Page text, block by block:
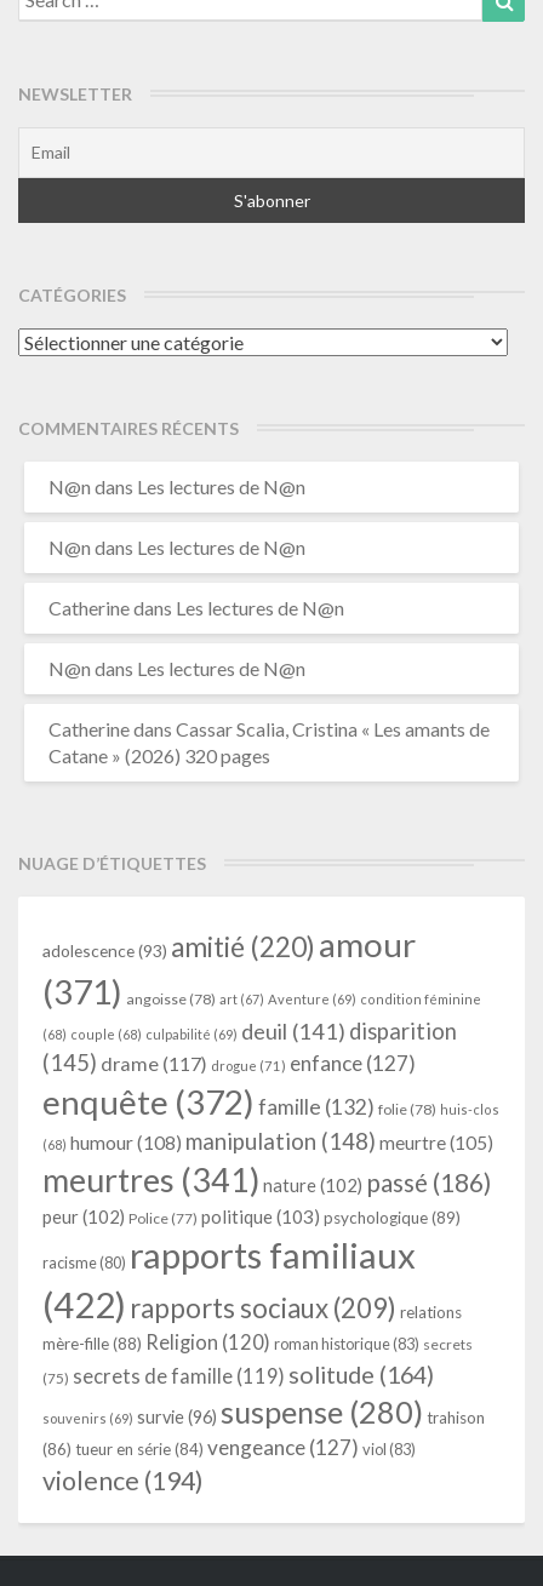
for:
NEWSLETTER
CATÉGORIES
Catégories
COMMENTAIRES RÉCENTS
N@n dans Les lectures de N@n
N@n dans Les lectures de N@n
Catherinedans Les lectures de N@n
N@n dans Les lectures de N@n
Catherinedans Cassar Scalia, Cristina « Les amants de
Catane » (2026) 320 pages
NUAGE D’ÉTIQUETTES
adolescence(93) amitié (220) amour
(371) angoisse (78) art (67) Aventure (69) condition féminine
(68) couple (68) culpabilité (69) deuil (141) disparition
(145) drame (117) drogue (71) enfance(127)
enquête (372) famille (132) folie (78) huis-clos
(68) humour(108) manipulation (148) meurtre(105)
meurtres (341) nature(102) passé (186)
peur(102) Police (77) politique(103) psychologique(89)
racisme (80) rapports familiaux
(422) rapports sociaux(209) relations
mère-fille(88) Religion (120) roman historique(83) secrets
(75) secrets de famille (119) solitude (164)
souvenirs (69) survie(96) suspense (280) trahison
(86) tueur en série(84) vengeance(127) viol (83)
violence (194)